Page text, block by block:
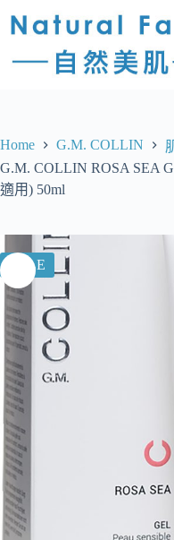
Home G.M. COLLIN
G.M. COLLIN ROSA SEA
適用) 50ml
SALE